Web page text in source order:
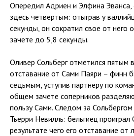
Опередил Адриен и Элфина
здесь четвертым: отыграв у
секунды, он сократил свое от него
зачете до 5,8 секунды.
Оливер Сольберг отметился пятым
отставание от Сами Паяри – финн
седьмым, уступив партнеру по
общем зачете соперников
пользу Сами. Следом за
Тьерри Невилль: бельгиец
результате чего его отставание